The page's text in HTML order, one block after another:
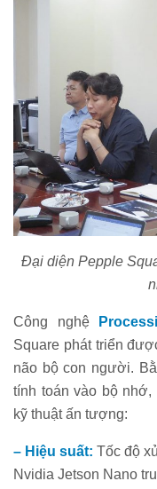
Đại diện Pepple
Công nghệ
Square phát triển
não bộ con người.
tính toán vào bộ
kỹ thuật ấn tượng:
– Hiệu suất: Tốc độ
Nvidia Jetson Nano